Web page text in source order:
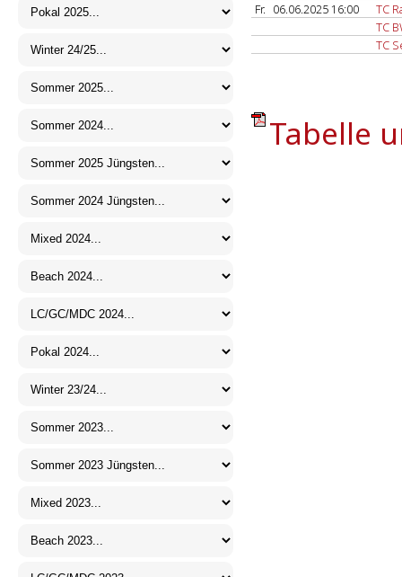
Fr. 06.06.2025 16:00
TC
TC
TC
Tabelle